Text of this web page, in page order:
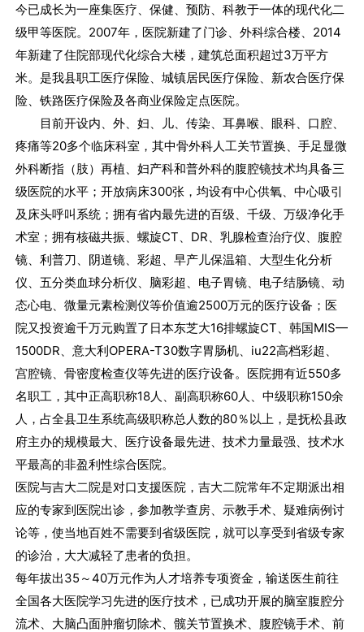
今已成长为一座集医疗、保健、预防、科教于一体的现代化二
级甲等医院。2007年，医院新建了门诊、外科综合楼、2014
年新建了住院部现代化综合大楼，建筑总面积超过3万平方
米。是我县职工医疗保险、城镇居民医疗保险、新农合医疗保
险、铁路医疗保险及各商业保险定点医院。
目前开设内、外、妇、儿、传染、耳鼻喉、眼科、口腔、
疼痛等20多个临床科室，其中骨外科人工关节置换、手足显微
外科断指（肢）再植、妇产科和普外科的腹腔镜技术均具备三
级医院的水平；开放病床300张，均设有中心供氧、中心吸引
及床头呼叫系统；拥有省内最先进的百级、千级、万级净化手
术室；拥有核磁共振、螺旋CT、DR、乳腺检查治疗仪、腹腔
镜、利普刀、阴道镜、彩超、早产儿保温箱、大型生化分析
仪、五分类血球分析仪、脑彩超、电子胃镜、电子结肠镜、动
态心电、微量元素检测仪等价值逾2500万元的医疗设备；医
院又投资逾千万元购置了日本东芝大16排螺旋CT、韩国MIS—
1500DR、意大利OPERA-T30数字胃肠机、iu22高档彩超、
宫腔镜、骨密度检查仪等先进的医疗设备。医院拥有近550多
名职工，其中正高职称18人、副高职称60人、中级职称150余
人，占全县卫生系统高级职称总人数的80％以上，是抚松县政
府主办的规模最大、医疗设备最先进、技术力量最强、技术水
平最高的非盈利性综合医院。
医院与吉大二院是对口支援医院，吉大二院常年不定期派出相
应的专家到医院出诊，参加教学查房、示教手术、疑难病例讨
论等，使当地百姓不需要到省级医院，就可以享受到省级专家
的诊治，大大减轻了患者的负担。
每年拔出35～40万元作为人才培养专项资金，输送医生前往
全国各大医院学习先进的医疗技术，已成功开展的脑室腹腔分
流术、大脑凸面肿瘤切除术、髋关节置换术、腹腔镜手术、前